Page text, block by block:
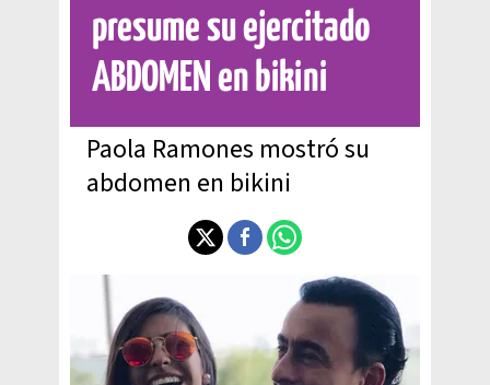
presume su ejercitado
ABDOMEN en bikini
Paola Ramones mostró su
abdomen en bikini